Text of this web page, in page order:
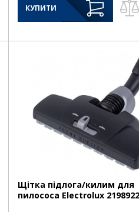
КУПИТИ
Щітка підлога/килим для
пилососа Electrolux